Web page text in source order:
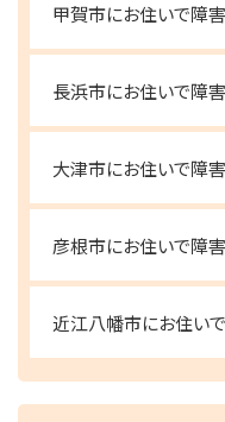
甲賀市にお住いで障
長浜市にお住いで障
大津市にお住いで障
彦根市にお住いで障
近江八幡市にお住い